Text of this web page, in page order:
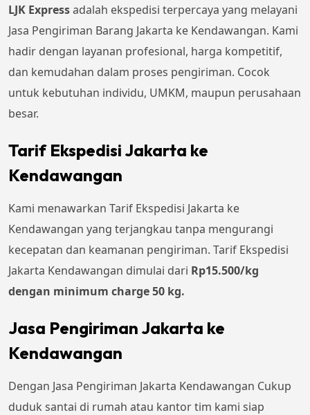
LJK Expressadalah ekspedisi terpercaya yang melayani
Jasa Pengiriman Barang Jakarta ke Kendawangan. Kami
hadir dengan layanan profesional, harga kompetitif,
dan kemudahan dalam proses pengiriman. Cocok
untuk kebutuhan individu, UMKM, maupun perusahaan
besar.
Tarif Ekspedisi Jakarta ke
Kendawangan
Kami menawarkan Tarif Ekspedisi Jakarta ke
Kendawangan yang terjangkau tanpa mengurangi
kecepatan dan keamanan pengiriman. Tarif Ekspedisi
Jakarta Kendawangan dimulai dari Rp15.500/kg
dengan minimum charge 50 kg.
Jasa Pengiriman Jakarta ke
Kendawangan
Dengan Jasa Pengiriman Jakarta Kendawangan Cukup
duduk santai di rumah atau kantor tim kami siap